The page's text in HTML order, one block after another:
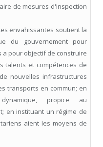
de mesures d'inspection
envahissantes soutient la
du gouvernement pour
a pour objectif de construire
talents et compétences de
nouvelles infrastructures
transports en commun; en
propice au
en instituant un régime de
aient les moyens de